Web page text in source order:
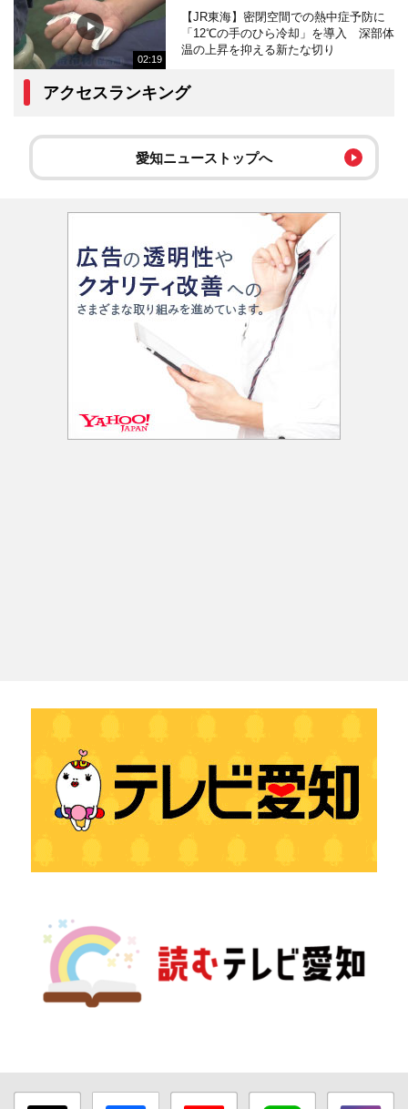
02:19
【JR東海】密閉空間での熱中症予防に
「12℃の手のひら冷却」を導入 深部体
温の上昇を抑える新たな切り
アクセスランキング
愛知ニューストップへ